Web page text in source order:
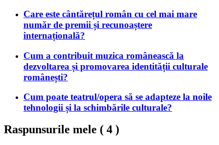
Care este cântărețul român cu cel mai mare
număr de premii și recunoaștere
internațională?
Cum a contribuit muzica românească la
dezvoltarea și promovarea identității culturale
românești?
Cum poate teatrul/opera să se adapteze la noile
tehnologii și la schimbările culturale?
Raspunsurile mele ( 4 )